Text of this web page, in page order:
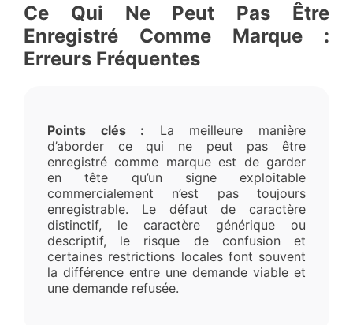
Ce Qui Ne Peut Pas Être
Enregistré Comme Marque :
Erreurs Fréquentes
Points clés : La meilleure manière
d’aborder ce qui ne peut pas être
enregistré comme marque est de garder
en tête qu’un signe exploitable
commercialement n’est pas toujours
enregistrable. Le défaut de caractère
distinctif, le caractère générique ou
descriptif, le risque de confusion et
certaines restrictions locales font souvent
la différence entre une demande viable et
une demande refusée.